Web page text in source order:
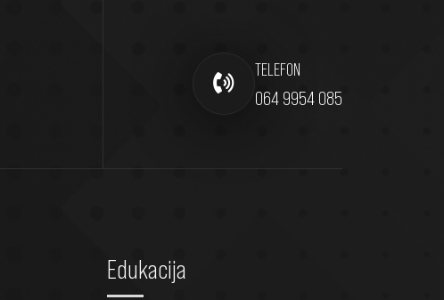
TELEFON
064 9954 085
Edukacija